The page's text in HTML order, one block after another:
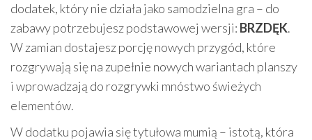
dodatek, który nie działa jako samodzielna gra – do
zabawy potrzebujesz podstawowej wersji: BRZDĘK.
W zamian dostajesz porcję nowych przygód, które
rozgrywają się na zupełnie nowych wariantach planszy
i wprowadzają do rozgrywki mnóstwo świeżych
elementów.
W dodatku pojawia się tytułowa mumią – istotą, która